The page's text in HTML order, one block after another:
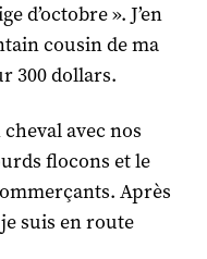
d’octobre ». J’en
cousin de ma
300 dollars.
avec nos
flocons et le
Après
suis en route